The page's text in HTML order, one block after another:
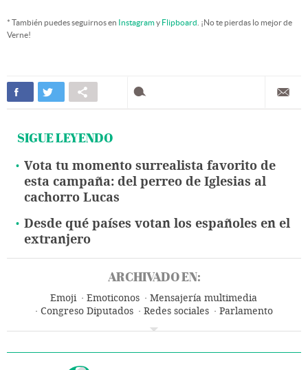
* También puedes seguirnos en Instagramy Flipboard . ¡No te pierdas lo mejor de
Verne!
SIGUE LEYENDO
Vota tu momento surrealista favorito de
esta campaña: del perreo de Iglesias al
cachorro Lucas
Desde qué países votan los españoles en el
extranjero
ARCHIVADO EN:
Emoji Emoticonos
Mensajería multimedia
Congreso Diputados
Redes sociales
Parlamento
Telefonía
Tecnología Telecomunicaciones
Política